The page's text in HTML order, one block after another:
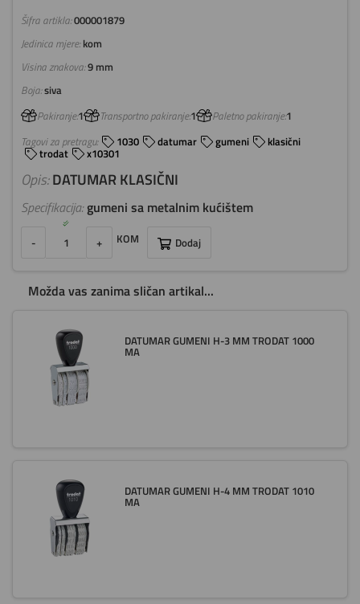
Šifra artikla:000001879
Jedinica mjere: kom
Opis:DATUMAR KLASIČNI
Specifikacija:gumeni sa metalnim kućištem
Visina znakova:9 mm
Boja:siva
Tagovi za pretragu: 1030 datumar gumeni klasični
trodat x10301
Pakiranje:1 Transportno pakiranje:1 Paletno pakiranje:1
- + KOM Dodaj
Možda vas zanima sličan artikal...
DATUMAR GUMENI H-3 MM TRODAT 1000
MA
DATUMAR GUMENI H-4 MM TRODAT 1010
MA